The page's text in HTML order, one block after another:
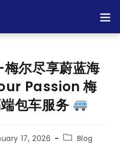
尔尽享蔚蓝海
Passion 梅
包车服务
17, 2026 Blog